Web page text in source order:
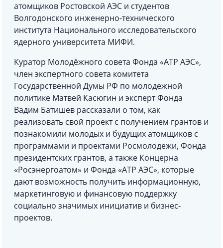
атомщиков Ростовской АЭС и студентов
Волгодонского инженерно-технического
института Национального исследовательского
ядерного университета МИФИ.
Куратор Молодёжного совета Фонда «АТР АЭС»,
член экспертного совета комитета
Государственной Думы РФ по молодежной
политике Матвей Касюгин и эксперт Фонда
Вадим Батишев рассказали о том, как
реализовать свой проект с получением грантов и
познакомили молодых и будущих атомщиков с
программами и проектами Росмолодежи, Фонда
президентских грантов, а также Концерна
«Росэнергоатом» и Фонда «АТР АЭС», которые
дают возможность получить информационную,
маркетинговую и финансовую поддержку
социально значимых инициатив и бизнес-
проектов.